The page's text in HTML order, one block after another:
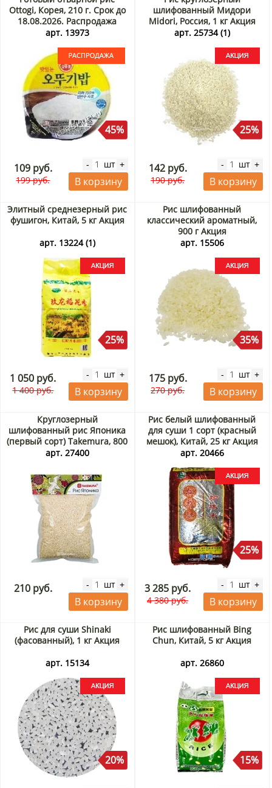
Ottogi, Корея, 210 г. Срок до
18.08.2026. Распродажа
арт. 13973
45%
109 руб.
199 руб.
- шт +
В корзину
шлифованный Мидори
Midori, Россия, 1 кг Акция
арт. 25734 (1)
25%
142 руб.
190 руб.
- шт +
В корзину
Элитный среднезерный рис
фушигон, Китай, 5 кг Акция
арт. 13224 (1)
25%
1 050 руб.
1 400 руб.
- шт +
В корзину
Рис шлифованный
классический ароматный,
900 г Акция
арт. 15506
35%
175 руб.
270 руб.
- шт +
В корзину
Круглозерный
шлифованный рис Японика
(первый сорт) Takemura, 800
г
арт. 27400
210 руб. - шт +
В корзину
Рис белый шлифованный
для суши 1 сорт (красный
мешок), Китай, 25 кг Акция
арт. 20466
25%
3 285 руб.
4 380 руб.
- шт +
В корзину
Рис для суши Shinaki
(фасованный), 1 кг Акция
арт. 15134
20%
Рис шлифованный Bing
Chun, Китай, 5 кг Акция
арт. 26860
15%